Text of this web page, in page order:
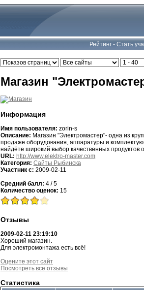
Рейтинг- Стать
Магазин
Информация
Имя пользователя: zorin-s
Описание: Магазин "Электромастер"- одна из
продаже оборудования, аппаратуры и
найдёте широкий выбор качественных продуктов
URL: http://www.elektro-master.com
Категория: Сайты Рыбинска
Участник с: 2009-02-11
Средний балл: 4 / 5
Количество оценок: 15
Отзывы
2009-02-11 23:19:10
Хороший магазин.
Для электромонтажа есть всё!
Оцените этот сайт
Посмотреть все отзывы
Статистика